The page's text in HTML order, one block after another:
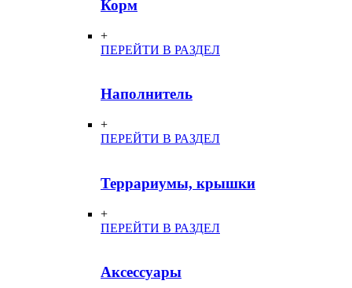
Корм
+
ПЕРЕЙТИ В РАЗДЕЛ
Наполнитель
+
ПЕРЕЙТИ В РАЗДЕЛ
Террариумы, крышки
+
ПЕРЕЙТИ В РАЗДЕЛ
Аксессуары